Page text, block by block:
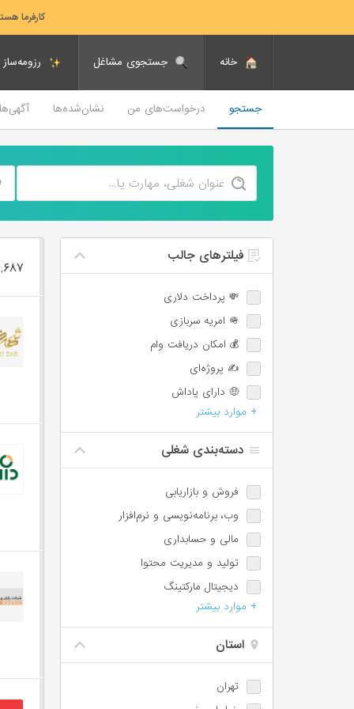
کارفرما
خانه جستجوی مشاغل رزومه‌ساز
جستجو درخواست‌های من نشان‌شده‌ها
💸 پرداخت دلاری
🪖 امریه سربازی
💰 امکان دریافت وام
✍️ پروژه‌ای
🤑 دارای پاداش
💯 دارای پورسانت
📈 امکان ترفیع شغلی
🕐 پاره‌وقت
♿️ امکان استخدام معلولین
⏱️ ساعت کاری شناور
🩺 بیمه تکمیلی
📊 سهام تشویقی
✈️ سفر کاری
+ موارد بیشتر
فروش و بازاریابی
وب،‌ برنامه‌نویسی و نرم‌افزار
مالی و حسابداری
تولید و مدیریت محتوا
دیجیتال مارکتینگ
مسئول دفتر، اجرائی و اداری
طراحی
آموزش
+ موارد بیشتر
تهران
۱۴,۶۸۷